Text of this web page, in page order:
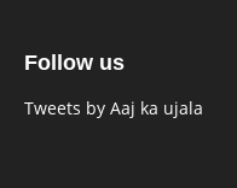
Follow us
Tweets by Aaj ka ujala